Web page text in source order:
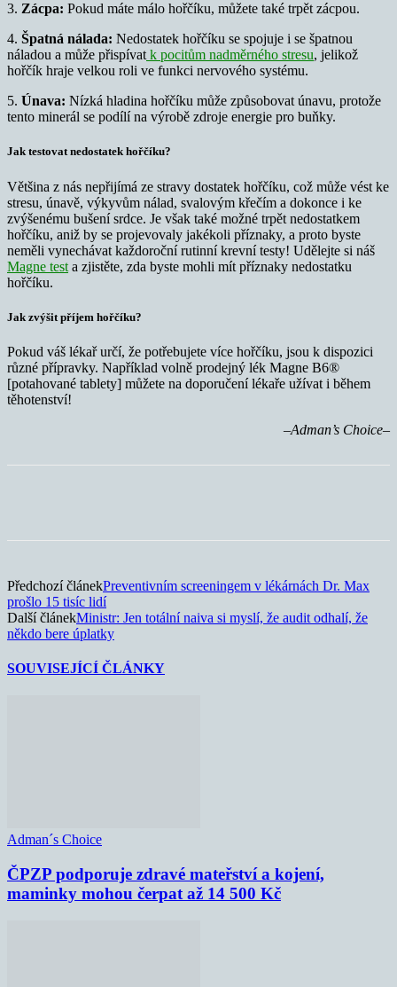
3. Zácpa: Pokud máte málo hořčíku, můžete také trpět zácpou.
4. Špatná nálada: Nedostatek hořčíku se spojuje i se špatnou
náladou a může přispívat k pocitům nadměrného stresu, jelikož
hořčík hraje velkou roli ve funkci nervového systému.
5. Únava: Nízká hladina hořčíku může způsobovat únavu, protože
tento minerál se podílí na výrobě zdroje energie pro buňky.
Jak testovat nedostatek hořčíku?
Většina z nás nepřijímá ze stravy dostatek hořčíku, což může vést ke
stresu, únavě, výkyvům nálad, svalovým křečím a dokonce i ke
zvýšenému bušení srdce. Je však také možné trpět nedostatkem
hořčíku, aniž by se projevovaly jakékoli příznaky, a proto byste
neměli vynechávat každoroční rutinní krevní testy! Udělejte si náš
Magne test a zjistěte, zda byste mohli mít příznaky nedostatku
hořčíku.
Jak zvýšit příjem hořčíku?
Pokud váš lékař určí, že potřebujete více hořčíku, jsou k dispozici
různé přípravky. Například volně prodejný lék Magne B6®
[potahované tablety] můžete na doporučení lékaře užívat i během
těhotenství!
–Adman’s Choice–
Předchozí článekPreventivním screeningem v lékárnách Dr. Max
prošlo 15 tisíc lidí
Další článekMinistr: Jen totální naiva si myslí, že audit odhalí, že
někdo bere úplatky
SOUVISEJÍCÍ ČLÁNKY
Adman´s Choice
ČPZP podporuje zdravé mateřství a kojení,
maminky mohou čerpat až 14 500 Kč